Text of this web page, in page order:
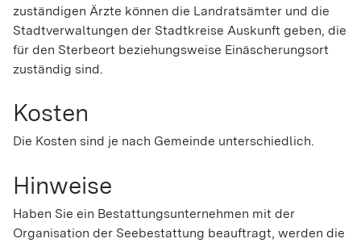
zuständigen Ärzte können die Landratsämter und die
Stadtverwaltungen der Stadtkreise Auskunft geben, die
für den Sterbeort beziehungsweise Einäscherungsort
zuständig sind.
Kosten
Die Kosten sind je nach Gemeinde unterschiedlich.
Hinweise
Haben Sie ein Bestattungsunternehmen mit der
Organisation der Seebestattung beauftragt, werden die